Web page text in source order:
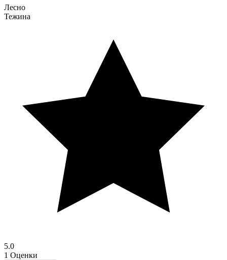
Лесно
Тежина
5.0
1 Оценки